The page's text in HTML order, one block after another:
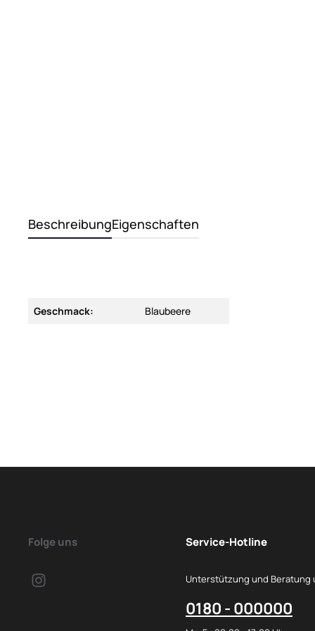
BeschreibungEigenschaften
Geschmack: Blaubeere
Folge uns Service-Hotline
Unterstützung und Beratung
0180 - 000000